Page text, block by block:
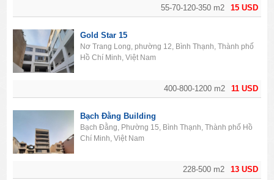
15 USD
55-70-120-350 m2
11 USD
400-800-1200 m2
Gold Star 15
Nơ Trang Long, phường 12, Bình Thạnh, Thành phố
Hồ Chí Minh, Việt Nam
13 USD
228-500 m2
Bạch Đằng Building
Bạch Đằng, Phường 15, Bình Thạnh, Thành phố Hồ
Chí Minh, Việt Nam